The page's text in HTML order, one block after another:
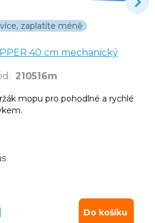
zaplatíte méně
40 cm mechanický
: 210516m
mopu pro pohodlné a rychlé
Do košíku